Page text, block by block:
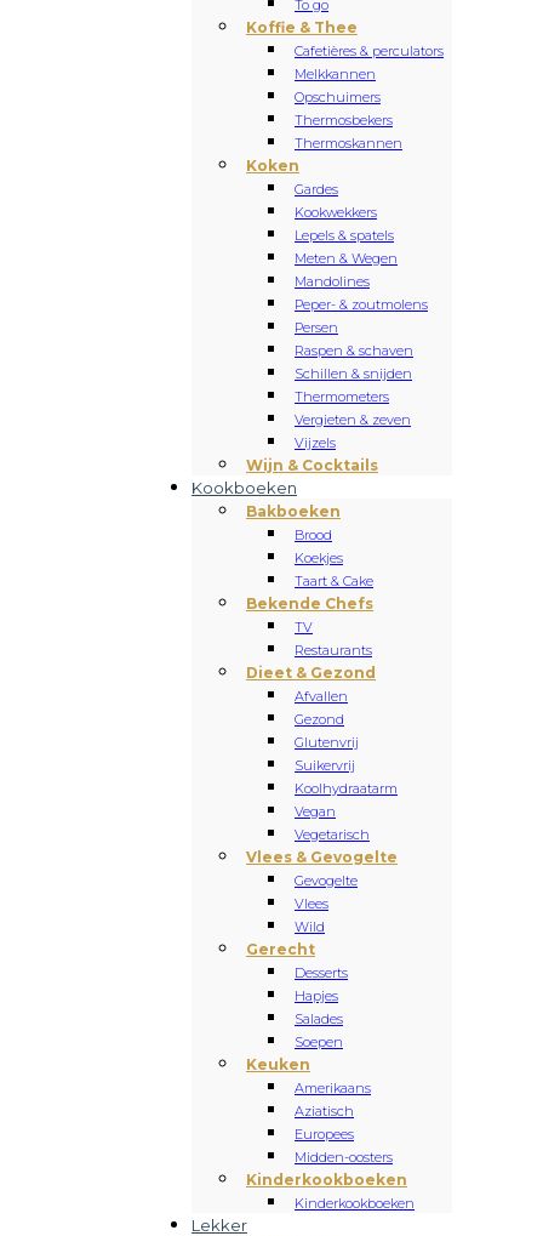
To go
Koffie & Thee
Cafetières & perculators
Melkkannen
Opschuimers
Thermosbekers
Thermoskannen
Koken
Gardes
Kookwekkers
Lepels & spatels
Meten & Wegen
Mandolines
Peper- & zoutmolens
Persen
Raspen & schaven
Schillen & snijden
Thermometers
Vergieten & zeven
Vijzels
Wijn & Cocktails
Kookboeken
Bakboeken
Brood
Koekjes
Taart & Cake
Bekende Chefs
TV
Restaurants
Dieet & Gezond
Afvallen
Gezond
Glutenvrij
Suikervrij
Koolhydraatarm
Vegan
Vegetarisch
Vlees & Gevogelte
Gevogelte
Vlees
Wild
Gerecht
Desserts
Hapjes
Salades
Soepen
Keuken
Amerikaans
Aziatisch
Europees
Midden-oosters
Kinderkookboeken
Kinderkookboeken
Lekker